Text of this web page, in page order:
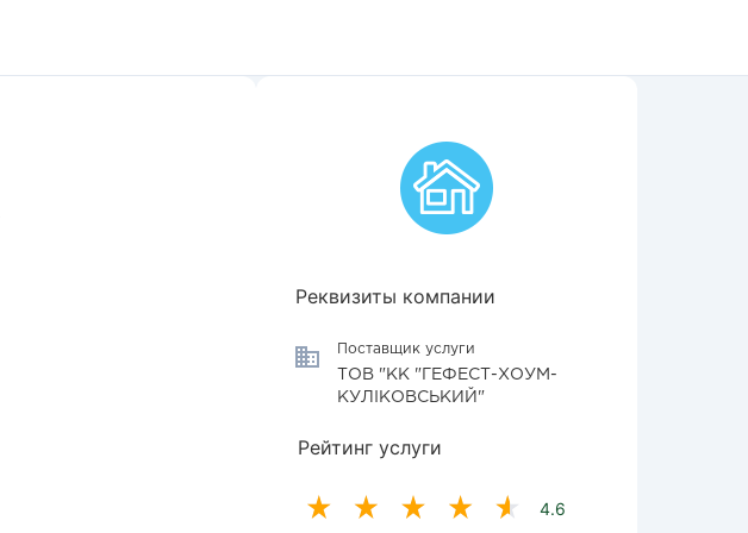
Реквизиты компании
Поставщик услуги
ТОВ "КК "ГЕФЕСТ-ХОУМ-
КУЛІКОВСЬКИЙ"
Рейтинг услуги
4.6